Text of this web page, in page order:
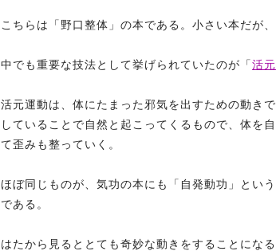
こちらは「野口整体」の本である。小さい本だが
中でも重要な技法として挙げられていたのが「活
活元運動は、体にたまった邪気を出すための動き
していることで自然と起こってくるもので、体を
て歪みも整っていく。
ほぼ同じものが、気功の本にも「自発動功」とい
である。
はたから見るととても奇妙な動きをすることにな